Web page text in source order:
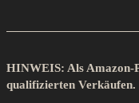
HINWEIS: Als Amazon-
qualifizierten Verkäufen.